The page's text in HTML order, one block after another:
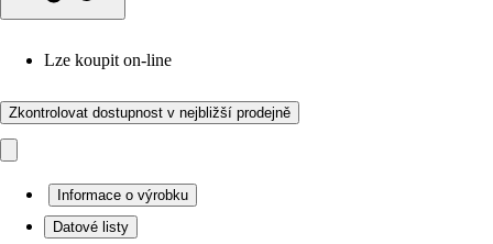
Lze koupit on-line
Zkontrolovat dostupnost v nejbližší prodejně
Informace o výrobku
Datové listy